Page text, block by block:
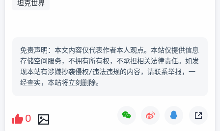
坦克世界
免责声明：本文内容仅代表作者本人观点。本站仅提供信息
存储空间服务，不拥有所有权，不承担相关法律责任。如发
现本站有涉嫌抄袭侵权/违法违规的内容，请联系举报，一
经查实，本站将立刻删除。
0